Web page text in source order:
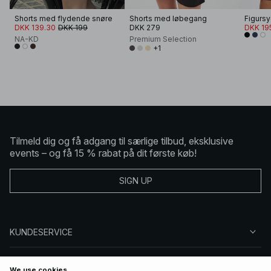
Shorts med flydende snøre
DKK 139.30 DKK 199
NA-KD
Shorts med løbegang
DKK 279
Premium Selection
+1
DKK
Tilmeld dig og få adgang til særlige tilbud, eksklusive
events – og få 15 % rabat på dit første køb!
SIGN UP
KUNDESERVICE